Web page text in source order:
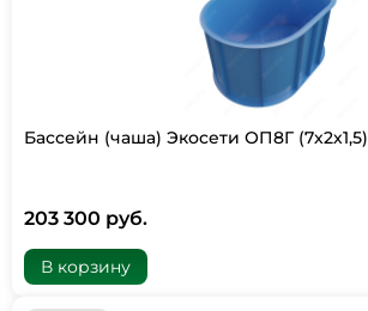
Бассейн (чаша) Экосети ОП8Г (7х2х1,5)
203 300 руб.
В корзину